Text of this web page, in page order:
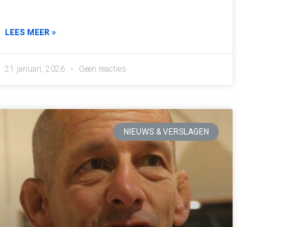
LEES MEER »
21 januari, 2026 Geen reacties
NIEUWS & VERSLAGEN